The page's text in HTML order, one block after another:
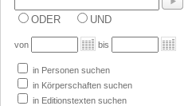
ODER UND
von bis
in Personen suchen
in Körperschaften suchen
in Editionstexten suchen